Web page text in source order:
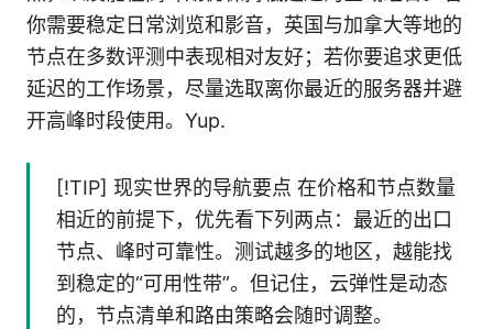
你需要稳定日常浏览和影音，英国与加拿大等地的
节点在多数评测中表现相对友好；若你要追求更低
延迟的工作场景，尽量选取离你最近的服务器并避
开高峰时段使用。Yup.
[!TIP] 现实世界的导航要点 在价格和节点数量
相近的前提下，优先看下列两点：最近的出口
节点、峰时可靠性。测试越多的地区，越能找
到稳定的“可用性带”。但记住，云弹性是动态
的，节点清单和路由策略会随时调整。